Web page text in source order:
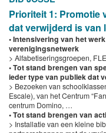
Prioriteit 1: Promotie
dat verwijderd is van
• Intensivering van het
verenigingsnetwerk
> Alfabetiseringsgroepen,
• Tot stand brengen van
ieder type van publiek dat
> Bezoeken van
Escale), van het Centrum
centrum Domino, …
• Tot stand brengen van
> Installatie van een kleine